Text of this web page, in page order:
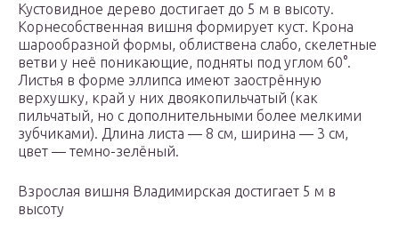
Кустовидное дерево достигает до 5 м в высоту.
Корнесобственная вишня формирует куст. Крона
шарообразной формы, облиствена слабо, скелетные
ветви у неё поникающие, подняты под углом 60°.
Листья в форме эллипса имеют заострённую
верхушку, край у них двоякопильчатый (как
пильчатый, но с дополнительными более мелкими
зубчиками). Длина листа — 8 см, ширина — 3 см,
цвет — темно-зелёный.
Взрослая вишня Владимирская достигает 5 м в
высоту